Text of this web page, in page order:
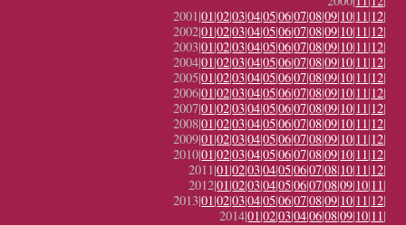
2001|01|02|03|04|05|06|07|08|09|10|11|12|
2002|01|02|03|04|05|06|07|08|09|10|11|12|
2003|01|02|03|04|05|06|07|08|09|10|11|12|
2004|01|02|03|04|05|06|07|08|09|10|11|12|
2005|01|02|03|04|05|06|07|08|09|10|11|12|
2006|01|02|03|04|05|06|07|08|09|10|11|12|
2007|01|02|03|04|05|06|07|08|09|10|11|12|
2008|01|02|03|04|05|06|07|08|09|10|11|12|
2009|01|02|03|04|05|06|07|08|09|10|11|12|
2010|01|02|03|04|05|06|07|08|09|10|11|12|
2011|01|02|03|04|05|06|07|08|10|11|12|
2012|01|02|03|04|05|06|07|08|09|10|11|
2013|01|02|03|04|05|06|07|08|09|10|11|12|
2014|01|02|03|04|06|08|09|10|11|